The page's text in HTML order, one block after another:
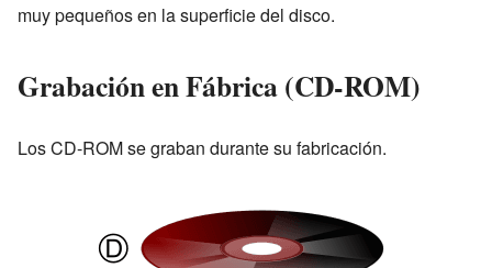
muy pequeños en la superficie del disco.
Grabación en Fábrica (CD-ROM)
Los CD-ROM se graban durante su fabricación.